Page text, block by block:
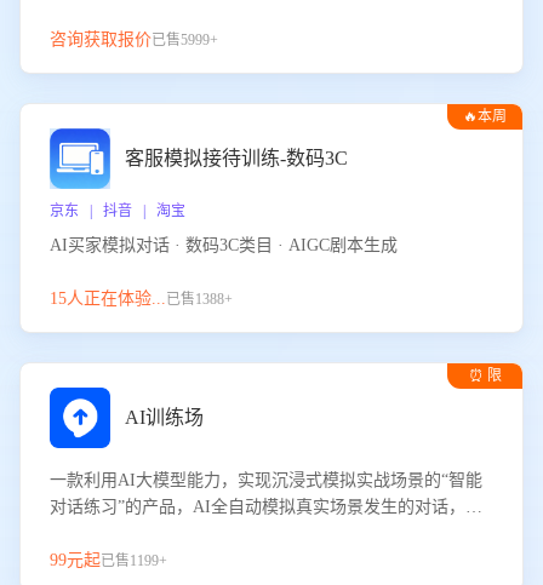
咨询获取报价已售5999+
🔥本周
客服模拟接待训练-数码3C
京东 | 抖音 | 淘宝
AI买家模拟对话 · 数码3C类目 · AIGC剧本生成
15人正在体验...已售1388+
⏰ 限
AI训练场
一款利用AI大模型能力，实现沉浸式模拟实战场景的“智能
对话练习”的产品，AI全自动模拟真实场景发生的对话，企
服能力。
99元起已售1199+